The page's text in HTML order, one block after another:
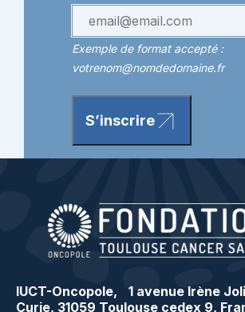
Exemple de format accepté :
votrenom@nomdedomaine.fr
S’inscrire
IUCT-Oncopole, 1 avenue Irène
Curie, 31059 Toulouse cedex 9,